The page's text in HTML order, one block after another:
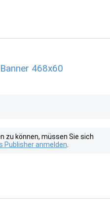
468x60
zu können, müssen Sie sich
Publisher anmelden